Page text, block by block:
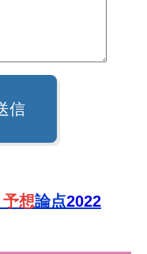
信
予想論点2022